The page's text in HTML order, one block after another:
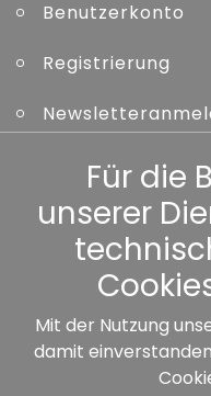
Benutzerkonto
Registrierung
Kennwort
Sonstiges
Unsere Partner:
Für die
unserer
Mit der Nutzung
damit